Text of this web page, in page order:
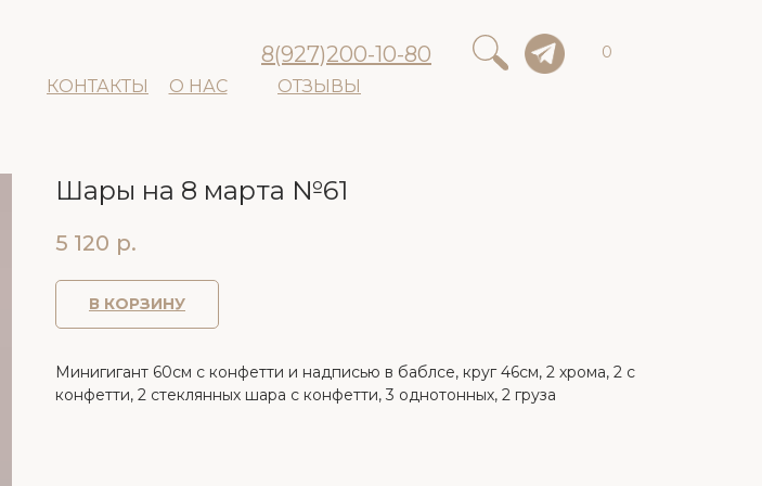
КОНТАКТЫ О НАС ОТЗЫВЫ
8(927)200-10-80 0
Шары на 8 марта №61
5 120 р.
В КОРЗИНУ
Минигигант 60см с конфетти и надписью в баблсе, круг 46см, 2 хрома, 2 с
конфетти, 2 стеклянных шара с конфетти, 3 однотонных, 2 груза